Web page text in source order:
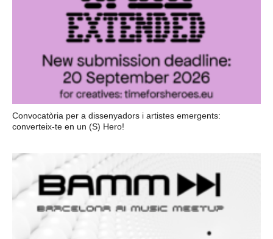
Convocatòria per a dissenyadors i artistes emergents:
converteix-te en un (S) Hero!